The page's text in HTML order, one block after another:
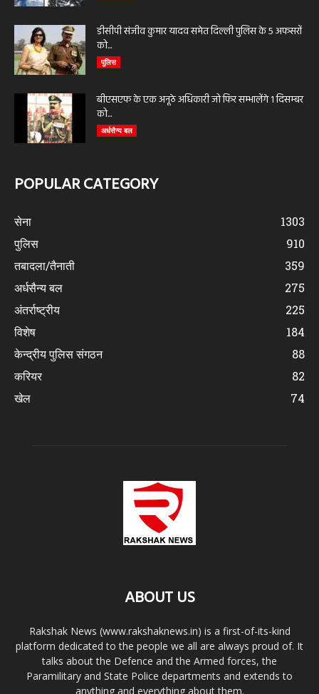
डीसीपी संजीव कुमार यादव समेत दिल्ली पुलिस के 5 अफसरों
को...
पुलिस
बीएसएफ के एक अनूठे अधिकारी जो फिर सम्भालेंगे 1 दिसम्बर
को...
अर्धसैन्य बल
POPULAR CATEGORY
सेना
1303
पुलिस
910
तबादला/तैनाती
359
अर्धसैन्य बल
275
अंतर्राष्ट्रीय
225
विशेष
184
केन्द्रीय पुलिस संगठन
88
करियर
82
खेल
74
ABOUT US
Rakshak News (www.rakshaknews.in) is a first-of-its-kind
platform dedicated to the people we all are always proud of. It
talks about the Defence and the Armed forces, the
Paramilitary and State Police departments and extends to
anything and everything about them.